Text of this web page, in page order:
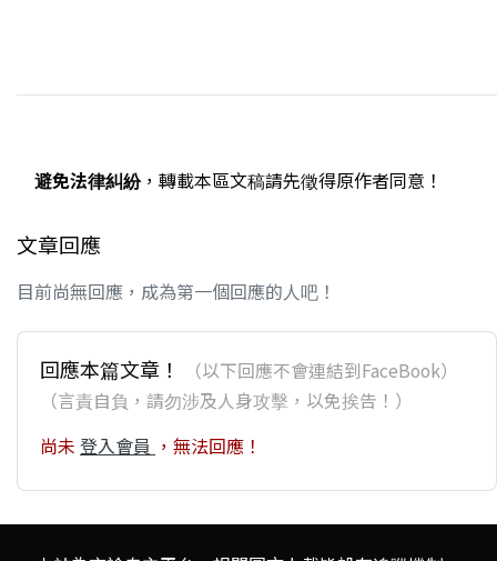
避免法律糾紛，轉載本區文稿請先徵得原作者同意！
文章回應
目前尚無回應，成為第一個回應的人吧！
回應本篇文章！
（以下回應不會連結到FaceBook）
（言責自負，請勿涉及人身攻擊，以免挨告！）
尚未 登入會員 ，無法回應！